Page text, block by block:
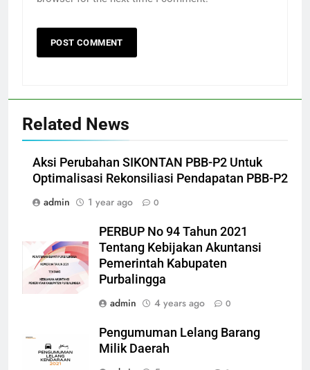
Related News
Aksi Perubahan SIKONTAN PBB-P2 Untuk
Optimalisasi Rekonsiliasi Pendapatan PBB-P2
admin
1 year ago 0
PERBUP No 94 Tahun 2021
Tentang Kebijakan Akuntansi
Pemerintah Kabupaten
Purbalingga
admin
4 years ago 0
Pengumuman Lelang Barang
Milik Daerah